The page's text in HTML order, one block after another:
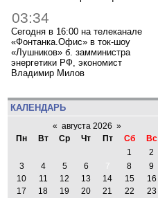
03:34
Сегодня в 16:00 на телеканале
«Фонтанка.Офис» в ток-шоу
«Лушников» б. замминистра
энергетики РФ, экономист
Владимир Милов
КАЛЕНДАРЬ
« августа 2026 »
Пн
Вт Ср Чт Пт Сб
Вс
1
2
3
4 5 6 7 8
9
10
11 12 13 14 15
16
17
18 19 20 21 22
23